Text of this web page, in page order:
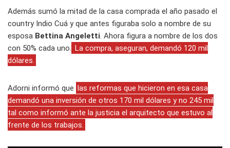
Además sumó la mitad de la casa comprada el año pasado el
country Indio Cuá y que antes figuraba solo a nombre de su
esposa Bettina Angeletti. Ahora figura a nombre de los dos
con 50% cada uno. La compra, aseguran, demandó 120 mil
dólares.
Adorni informó que las reformas que hicieron en esa casa
demandó una inversión de otros 170 mil dólares y no 245 mil
tal como informó ante la justicia el arquitecto que estuvo al
frente de los trabajos.